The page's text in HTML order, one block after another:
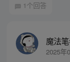
1个回答
魔法
2025年